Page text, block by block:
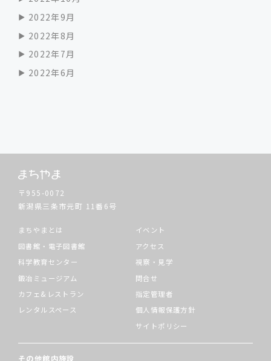
2022年9月
2022年8月
2022年7月
2022年6月
〒955-0072
新潟県三条市元町 11番6号
まちやまとは
図書館・電子図書館
科学教育センター
鍛冶ミュージアム
カフェ&レストラン
レンタルスペース
イベント
アクセス
視察・見学
問合せ
指定管理者
個人情報保護方針
サイトポリシー
その他館内施設